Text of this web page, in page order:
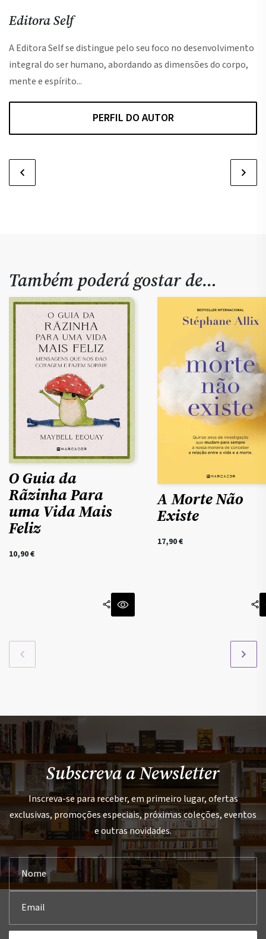
Editora Self
A Editora Self se distingue pelo seu foco no desenvolvimento
integral do ser humano, abordando as dimensões do corpo,
mente e espírito...
PERFIL DO AUTOR
Também poderá gostar de…
O Guia da
Rãzinha Para
uma Vida Mais
Feliz
10,90€
A Morte Não
Existe
17,90€
Subscreva a Newsletter
Inscreva-se para receber, em primeiro lugar, ofertas
exclusivas, promoções especiais, próximas coleções, eventos
e outras novidades.